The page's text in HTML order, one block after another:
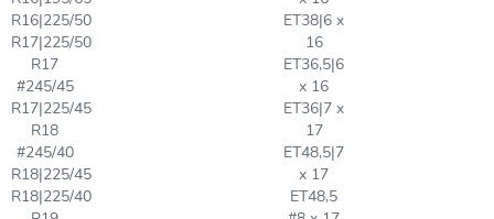
R16|225/50
R17|225/50
R17
#245/45
R17|225/45
R18
#245/40
R18|225/45
R18|225/40
ET38|6 x
16
ET36,5|6
x 16
ET36|7 x
17
ET48,5|7
x 17
ET48,5